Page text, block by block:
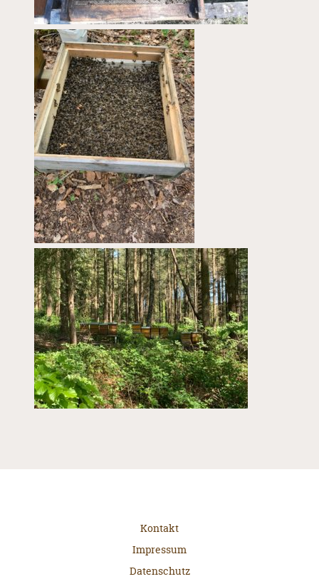
Kontakt
Impressum
Datenschutz